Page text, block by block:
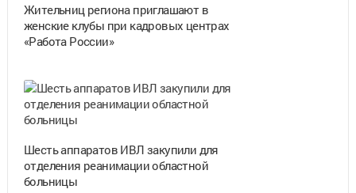
Жительниц региона приглашают в
женские клубы при кадровых центрах
«Работа России»
Шесть аппаратов ИВЛ закупили для
отделения реанимации областной
больницы